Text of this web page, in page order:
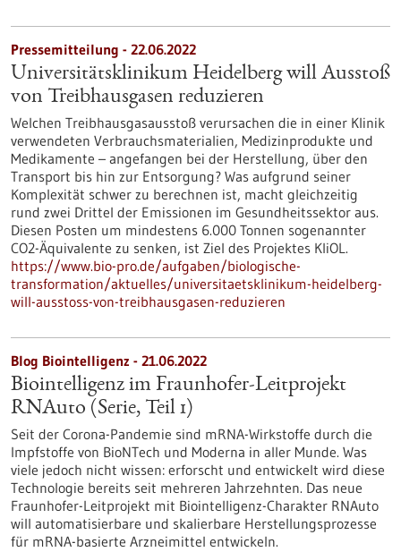
Pressemitteilung - 22.06.2022
Universitätsklinikum Heidelberg will Ausstoß
von Treibhausgasen reduzieren
Welchen Treibhausgasausstoß verursachen die in einer Klinik
verwendeten Verbrauchsmaterialien, Medizinprodukte und
Medikamente – angefangen bei der Herstellung, über den
Transport bis hin zur Entsorgung? Was aufgrund seiner
Komplexität schwer zu berechnen ist, macht gleichzeitig
rund zwei Drittel der Emissionen im Gesundheitssektor aus.
Diesen Posten um mindestens 6.000 Tonnen sogenannter
CO2-Äquivalente zu senken, ist Ziel des Projektes KliOL.
https://www.bio-pro.de/aufgaben/biologische-
transformation/aktuelles/universitaetsklinikum-heidelberg-
will-ausstoss-von-treibhausgasen-reduzieren
Blog Biointelligenz - 21.06.2022
Biointelligenz im Fraunhofer-Leitprojekt
RNAuto (Serie, Teil 1)
Seit der Corona-Pandemie sind mRNA-Wirkstoffe durch die
Impfstoffe von BioNTech und Moderna in aller Munde. Was
viele jedoch nicht wissen: erforscht und entwickelt wird diese
Technologie bereits seit mehreren Jahrzehnten. Das neue
Fraunhofer-Leitprojekt mit Biointelligenz-Charakter RNAuto
will automatisierbare und skalierbare Herstellungsprozesse
für mRNA-basierte Arzneimittel entwickeln.